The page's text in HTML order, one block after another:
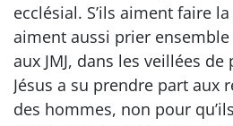
ecclésial. S’ils aiment faire
aiment aussi prier ensemble
aux JMJ, dans les veillées de
Jésus a su prendre part aux
des hommes, non pour